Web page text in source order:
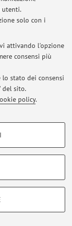
utenti.
solo con i
attivando l'opzione
consensi più
lo stato dei consensi
del sito.
policy.
per il corretto
del sito.
01131710376
Cookie